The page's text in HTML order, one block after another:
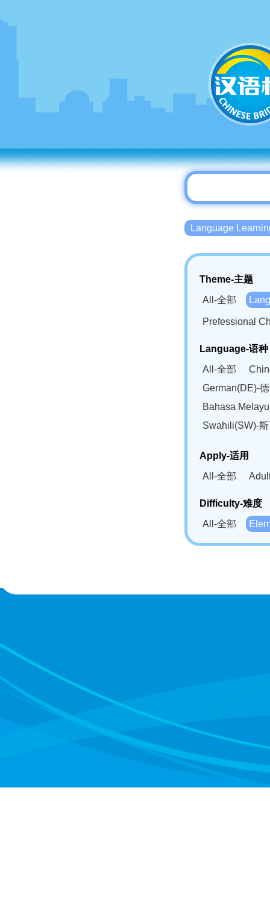
Language
Theme-主题
All-全部
Prefessional
Language-语种
All-全部
German(DE)-
Bahasa
Swahili(SW)-
Apply-适用
All-全部
Difficulty-难度
All-全部